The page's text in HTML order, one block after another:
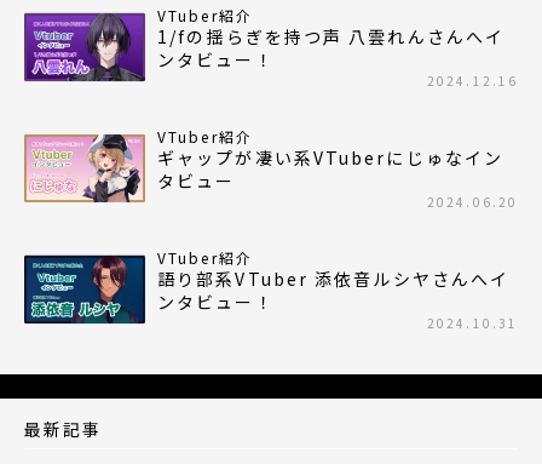
VTuber紹介
1/fの揺らぎを持つ声 八雲れんさんへイ
ンタビュー！
2024.12.16
VTuber紹介
ギャップが凄い系VTuberにじゅなイン
タビュー
2024.06.20
VTuber紹介
語り部系VTuber 添依音ルシヤさんへイ
ンタビュー！
2024.10.31
最新記事